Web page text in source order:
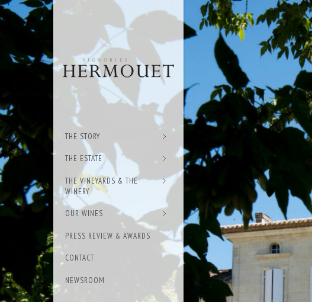
THE STORY
THE ESTATE
THE VINEYARDS & THE
WINERY
OUR WINES
PRESS REVIEW & AWARDS
CONTACT
NEWSROOM